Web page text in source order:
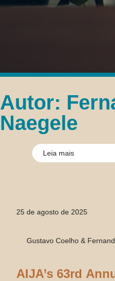
Autor:
Naegele
Buscar:
25 de agosto de 2025
Gustavo Coelho &
AIJA’s 63rd